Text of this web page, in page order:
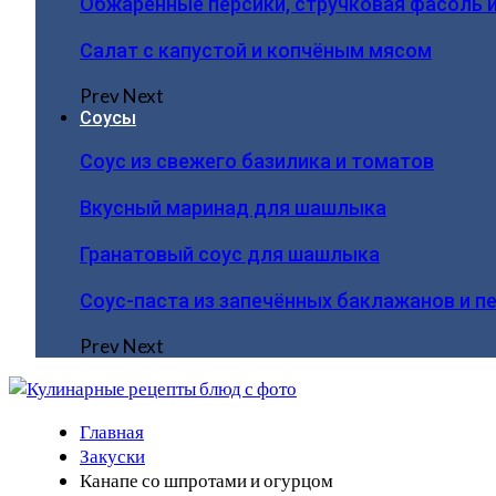
Салат с капустой и копчёным мясом
PrevNext
Соусы
Соус из свежего базилика и томатов
Вкусный маринад для шашлыка
Гранатовый соус для шашлыка
Соус-паста из запечённых баклажанов и
PrevNext
Главная
Закуски
Канапе со шпротами и огурцом